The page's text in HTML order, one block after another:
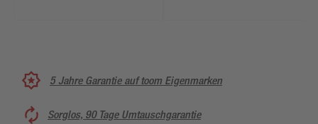
5 Jahre Garantie auf toom Eigenmarken
Sorglos, 90 Tage Umtauschgarantie